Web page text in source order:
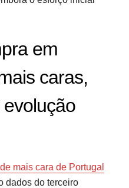
em
caras,
mais cara de Portugal
dados do terceiro